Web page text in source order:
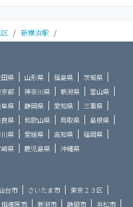
/ 新横浜駅 /
県 山形県 福島県
茨城県
京都 神奈川県 新潟県
富山県
県 静岡県 愛知県
三重県
良県 和歌山県 鳥取県
島根県
県 愛媛県 高知県
福岡県
崎県 鹿児島県 沖縄県
台市 さいたま市
東京２３区
相模原市 新潟市 静岡市 浜松市